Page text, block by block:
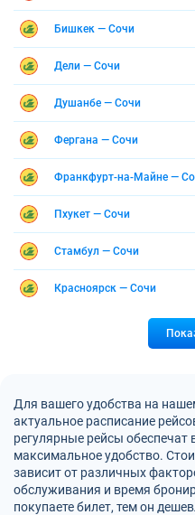
Бишкек — Сочи
Дели — Сочи
Душанбе — Сочи
Фергана — Сочи
Франкфурт-на-Майне —
Пхукет — Сочи
Стамбул — Сочи
Красноярск — Сочи
Для вашего удобства на
актуальное расписание
регулярные рейсы обеспечат
максимальное удобство.
зависит от различных
обслуживания и время
покупаете билет, тем он